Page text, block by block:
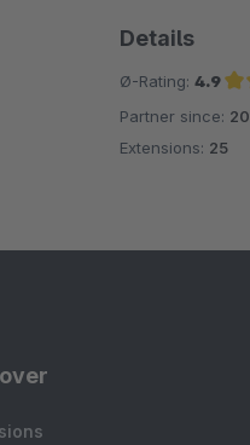
Details
Ø-Rating: 4.9
Partner since:
Extensions: 25